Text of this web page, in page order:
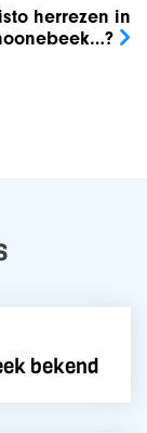
herrezen in
bekend